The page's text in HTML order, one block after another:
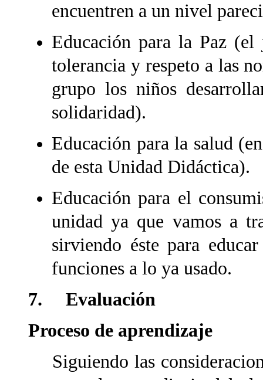
encuentren a un nivel
Educación para la Paz
tolerancia y respeto a las
grupo los niños
solidaridad).
Educación para la salud
de esta Unidad Didáctica).
Educación para el
unidad ya que vamos a
sirviendo éste para
funciones a lo ya usado.
7. Evaluación
Proceso de aprendizaje
Siguiendo las